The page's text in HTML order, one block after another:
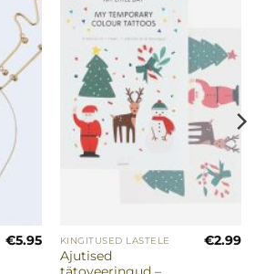
€5.95 KINGITUSED LASTELE
Ajutised
€2.99